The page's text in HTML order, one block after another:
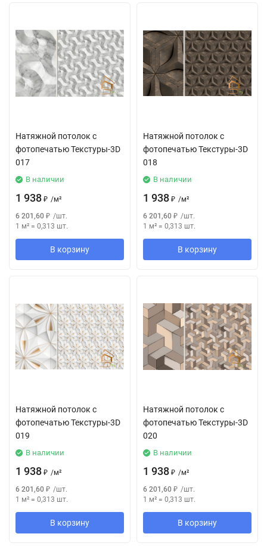
Натяжной потолок с
фотопечатью Текстуры-3D
017
В наличии
1 938 ₽ /м²
6 201,60 ₽ /шт.
1 м² = 0,313 шт.
В корзину
Натяжной потолок с
фотопечатью Текстуры-3D
018
В наличии
1 938 ₽ /м²
6 201,60 ₽ /шт.
1 м² = 0,313 шт.
В корзину
Натяжной потолок с
фотопечатью Текстуры-3D
019
В наличии
1 938 ₽ /м²
6 201,60 ₽ /шт.
1 м² = 0,313 шт.
В корзину
Натяжной потолок с
фотопечатью Текстуры-3D
020
В наличии
1 938 ₽ /м²
6 201,60 ₽ /шт.
1 м² = 0,313 шт.
В корзину